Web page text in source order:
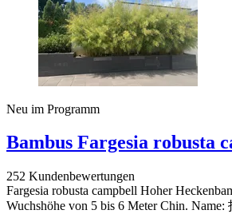
Neu im Programm
Bambus Fargesia robusta
252 Kundenbewertungen
Fargesia robusta campbell Hoher
Wuchshöhe von 5 bis 6 Meter Chin. Name: